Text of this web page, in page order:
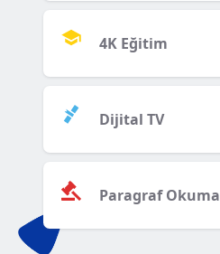
4K Eğitim
Dijital TV
Paragraf Okuma